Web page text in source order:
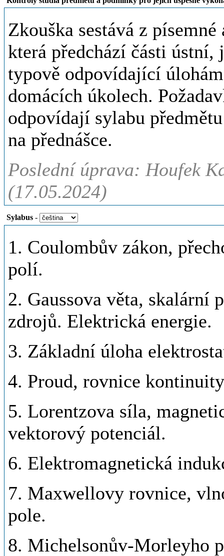
Zkouška sestává z
která předchází části ústní,
typově odpovídající
domácích úkolech.
odpovídají sylabu
na přednášce.
Poslední úprava: Houfek
(17.05.2024)
Sylabus -
1. Coulombův zákon,
polí.
2. Gaussova věta, skalární
zdrojů. Elektrická energie.
3. Základní úloha
4. Proud, rovnice
5. Lorentzova síla,
vektorový potenciál.
6. Elektromagnetická
7. Maxwellovy rovnice,
pole.
8. Michelsonův-Morleyho